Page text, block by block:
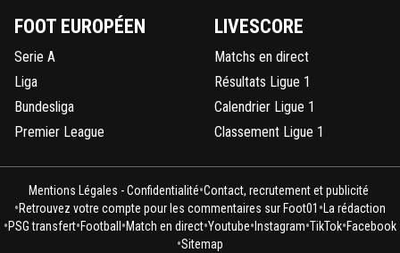
FOOT EUROPÉEN
Serie A
Liga
Bundesliga
Premier League
LIVESCORE
Matchs en direct
Résultats Ligue 1
Calendrier Ligue 1
Classement Ligue 1
Mentions Légales - Confidentialité•Contact, recrutement et publicité
•Retrouvez votre compte pour les commentaires sur Foot01 •La rédaction
•PSG transfert•Football•Match en direct•Youtube•Instagram•TikTok•Facebook
•Sitemap